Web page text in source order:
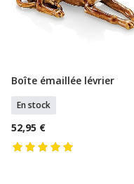
Ajouter Au Panier
Boîte émaillée lévrier
En stock
52,95 €